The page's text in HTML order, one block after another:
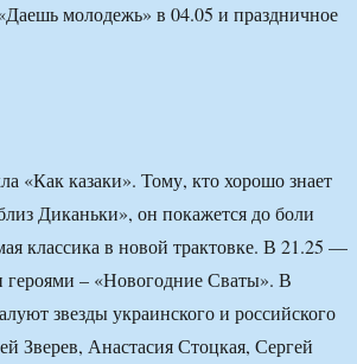
молодежь» в 04.05 и праздничное
«Как казаки». Тому, кто хорошо знает
Диканьки», он покажется до боли
классика в новой трактовке. В 21.25 —
– «Новогодние Сваты». В
звезды украинского и российского
Анастасия Стоцкая, Сергей